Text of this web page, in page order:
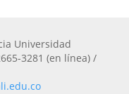
Universidad
3281 (en línea) /